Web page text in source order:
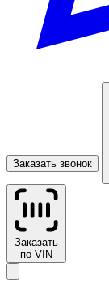
Заказать звонок
Заказать
по VIN